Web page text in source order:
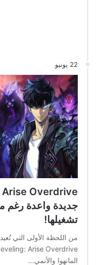
22 يونيو
جديدة واعدة رغم
تشغيلها!
المانهوا والأنمي…